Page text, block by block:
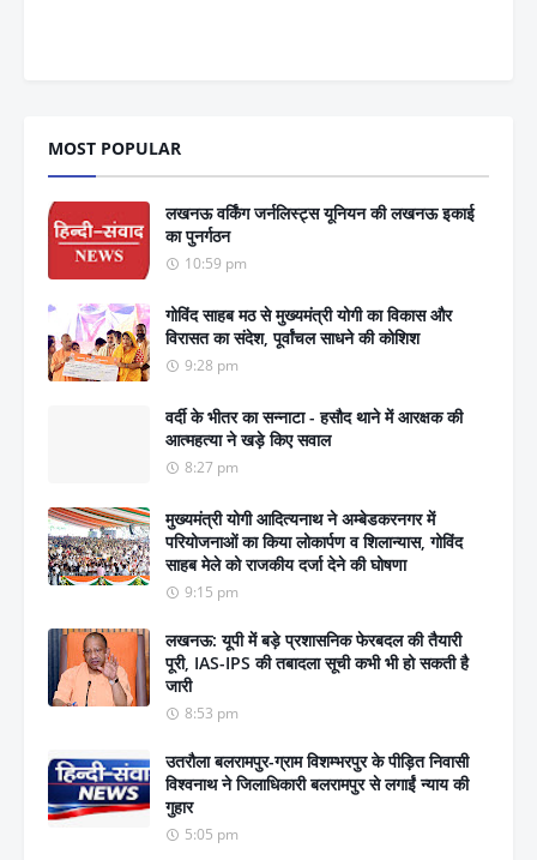
MOST POPULAR
लखनऊ वर्किंग जर्नलिस्ट्स यूनियन की लखनऊ इकाई
का पुनर्गठन
10:59 pm
गोविंद साहब मठ से मुख्यमंत्री योगी का विकास और
विरासत का संदेश, पूर्वांचल साधने की कोशिश
9:28 pm
वर्दी के भीतर का सन्नाटा - हसौद थाने में आरक्षक की
आत्महत्या ने खड़े किए सवाल
8:27 pm
मुख्यमंत्री योगी आदित्यनाथ ने अम्बेडकरनगर में
परियोजनाओं का किया लोकार्पण व शिलान्यास, गोविंद
साहब मेले को राजकीय दर्जा देने की घोषणा
9:15 pm
लखनऊ: यूपी में बड़े प्रशासनिक फेरबदल की तैयारी
पूरी, IAS-IPS की तबादला सूची कभी भी हो सकती है
जारी
8:53 pm
उतरौला बलरामपुर-ग्राम विशम्भरपुर के पीड़ित निवासी
विश्वनाथ ने जिलाधिकारी बलरामपुर से लगाईं न्याय की
गुहार
5:05 pm